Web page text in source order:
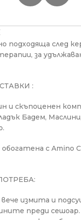
подходяща след
за
:
и скъпоценен
Бадем,
с Amino
измита и
преди сешоар.